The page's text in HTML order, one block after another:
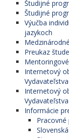
Študijné
Študijné
Výučba
jazykoch
Preukaz
Internetový
Internetový
Informácie